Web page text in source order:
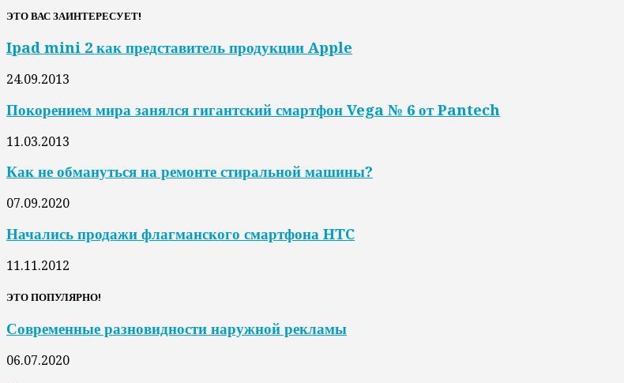
ЭТО ВАС ЗАИНТЕРЕСУЕТ!
Ipad mini 2 как представитель продукции Apple
24.09.2013
Покорением мира занялся гигантский смартфон Vega № 6 от Pantech
11.03.2013
Как не обмануться на ремонте стиральной машины?
07.09.2020
Начались продажи флагманского смартфона HTC
11.11.2012
ЭТО ПОПУЛЯРНО!
Современные разновидности наружной рекламы
06.07.2020